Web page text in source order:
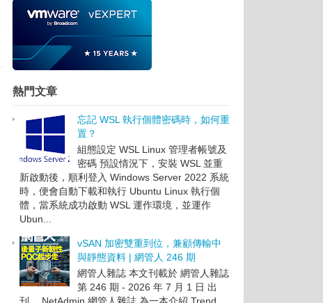
熱門文章
忘記 WSL 執行個體密碼時，如何重
置？
組態設定 WSL Linux 管理者帳號及
密碼 預設情況下，安裝 WSL 並重
新啟動後，順利登入 Windows Server 2022 系統
時，便會自動下載和執行 Ubuntu Linux 執行個
體，當系統成功啟動 WSL 運作環境，並運作
Ubun...
vSAN 加密雙重到位，兼顧傳輸中
與靜態資料 | 網管人 246 期
網管人雜誌 本文刊載於 網管人雜誌
第 246 期 - 2026 年 7 月 1 日 出